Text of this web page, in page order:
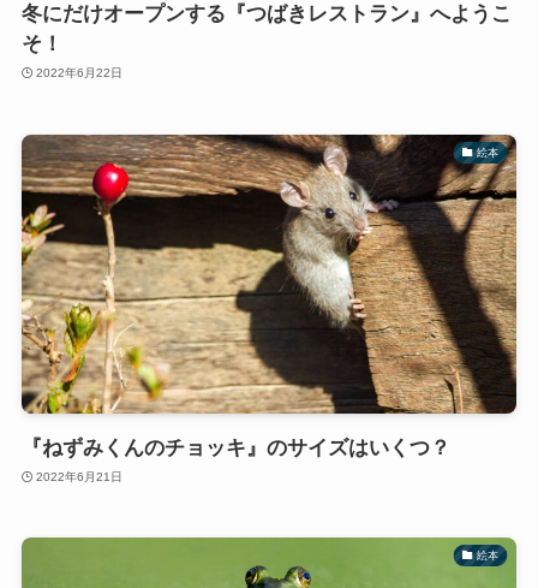
冬にだけオープンする『つばきレストラン』へようこ
そ！
2022年6月22日
絵本
『ねずみくんのチョッキ』のサイズはいくつ？
2022年6月21日
絵本